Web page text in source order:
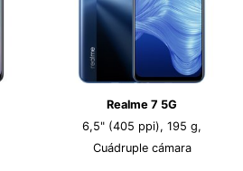
Realme 7 5G
6,5" (405 ppi), 195 g,
Cuádruple cámara